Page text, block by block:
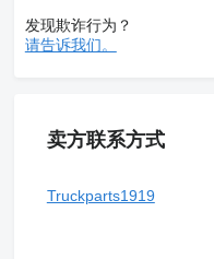
发现欺诈行为？
请告诉我们。
卖方联系方式
Truckparts1919